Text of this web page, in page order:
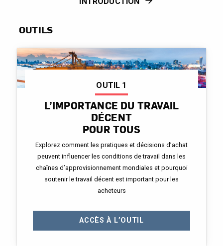
OUTILS
OUTIL 1
L’IMPORTANCE DU TRAVAIL
DÉCENT
POUR TOUS
Explorez comment les pratiques et décisions d’achat
peuvent influencer les conditions de travail dans les
chaînes d’approvisionnement mondiales et pourquoi
soutenir le travail décent est important pour les
acheteurs
ACCÈS À L’OUTIL